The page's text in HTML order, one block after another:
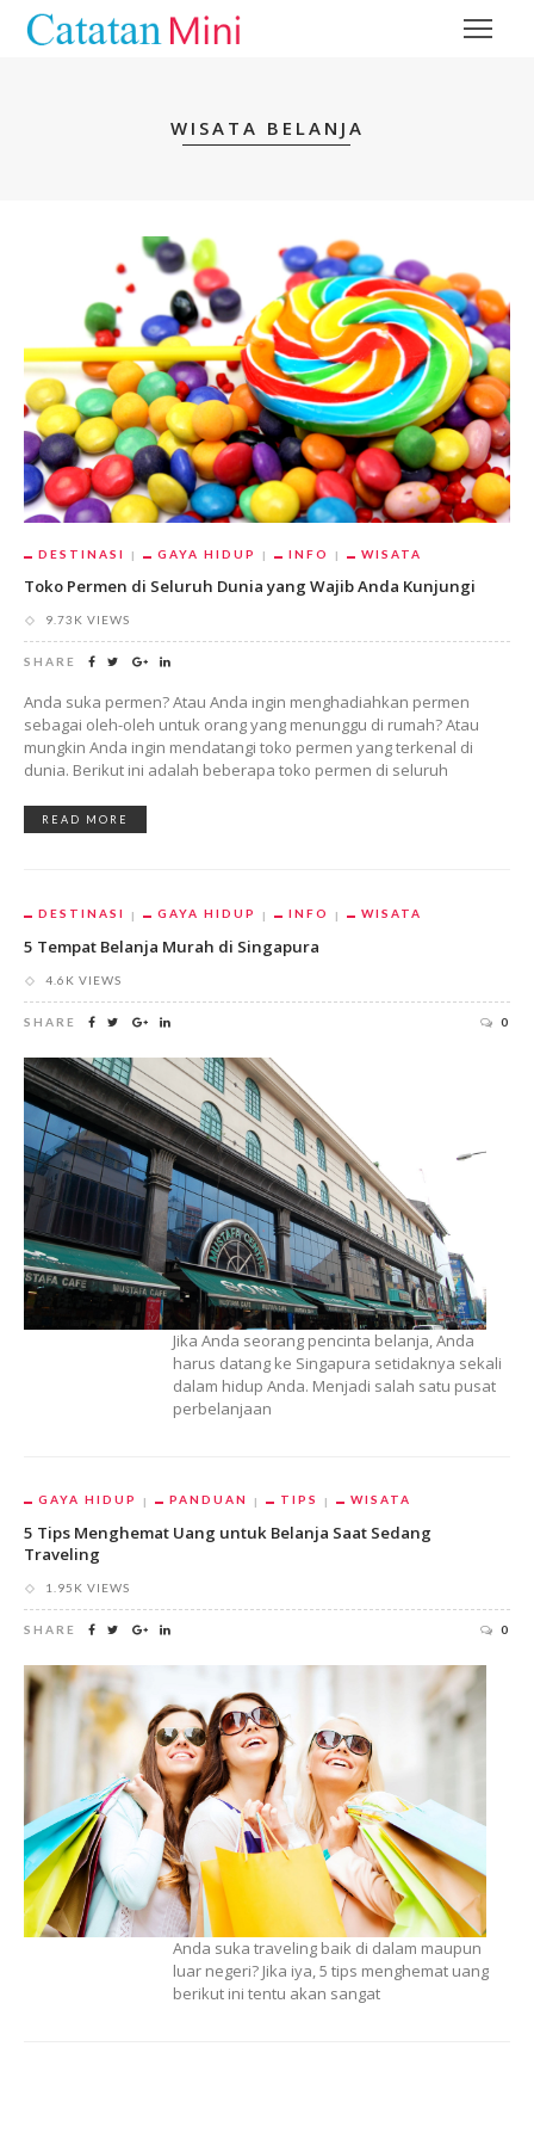
WISATA BELANJA
DESTINASI GAYA HIDUP INFO WISATA
Toko Permen di Seluruh Dunia yang Wajib Anda Kunjungi
9.73K VIEWS
SHARE
Anda suka permen? Atau Anda ingin menghadiahkan permen
sebagai oleh-oleh untuk orang yang menunggu di rumah? Atau
mungkin Anda ingin mendatangi toko permen yang terkenal di
dunia. Berikut ini adalah beberapa toko permen di seluruh
READ MORE
DESTINASI GAYA HIDUP INFO WISATA
5 Tempat Belanja Murah di Singapura
4.6K VIEWS
SHARE 0
Jika Anda seorang pencinta belanja, Anda
harus datang ke Singapura setidaknya sekali
dalam hidup Anda. Menjadi salah satu pusat
perbelanjaan
GAYA HIDUP PANDUAN TIPS WISATA
5 Tips Menghemat Uang untuk Belanja Saat Sedang
Traveling
1.95K VIEWS
SHARE 0
Anda suka traveling baik di dalam maupun
luar negeri? Jika iya, 5 tips menghemat uang
berikut ini tentu akan sangat